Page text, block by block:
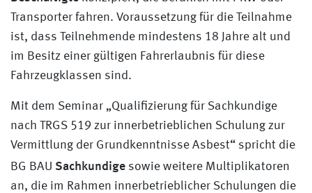
Transporter fahren. Voraussetzung für die Teilnahme
ist, dass Teilnehmende mindestens 18 Jahre alt und
im Besitz einer gültigen Fahrerlaubnis für diese
Fahrzeugklassen sind.
Mit dem Seminar „Qualifizierung für Sachkundige
nach TRGS 519 zur innerbetrieblichen Schulung zur
Vermittlung der Grundkenntnisse Asbest“ spricht die
BG BAU Sachkundige sowie weitere Multiplikatoren
an, die im Rahmen innerbetrieblicher Schulungen die